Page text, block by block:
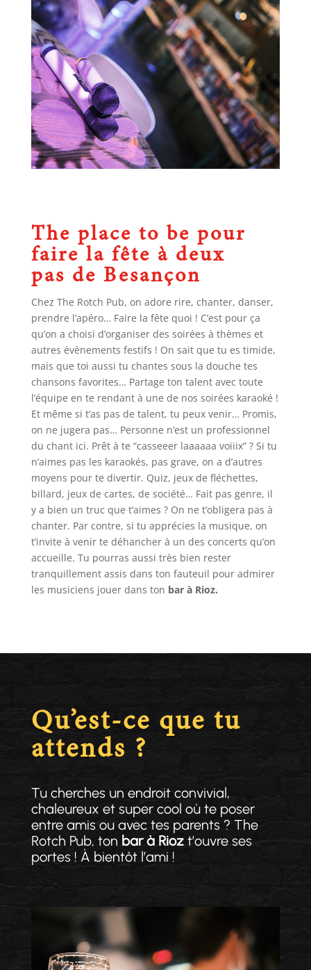
The place to be pour
faire la fête à deux
pas de Besançon
Chez The Rotch Pub, on adore rire, chanter, danser,
prendre l’apéro… Faire la fête quoi ! C’est pour ça
qu’on a choisi d’organiser des soirées à thèmes et
autres évènements festifs ! On sait que tu es timide,
mais que toi aussi tu chantes sous la douche tes
chansons favorites… Partage ton talent avec toute
l’équipe en te rendant à une de nos soirées karaoké !
Et même si t’as pas de talent, tu peux venir… Promis,
on ne jugera pas… Personne n’est un professionnel
du chant ici. Prêt à te “casseeer laaaaaa voiiix” ? Si tu
n’aimes pas les karaokés, pas grave, on a d’autres
moyens pour te divertir. Quiz, jeux de fléchettes,
billard, jeux de cartes, de société… Fait pas genre, il
y a bien un truc que t’aimes ? On ne t’obligera pas à
chanter. Par contre, si tu apprécies la musique, on
t’invite à venir te déhancher à un des concerts qu’on
accueille. Tu pourras aussi très bien rester
tranquillement assis dans ton fauteuil pour admirer
les musiciens jouer dans ton bar à Rioz.
Qu’est-ce que tu
attends ?
Tu cherches un endroit convivial,
chaleureux et super cool où te poser
entre amis ou avec tes parents ? The
Rotch Pub, ton bar à Riozt’ouvre ses
portes ! À bientôt l’ami !